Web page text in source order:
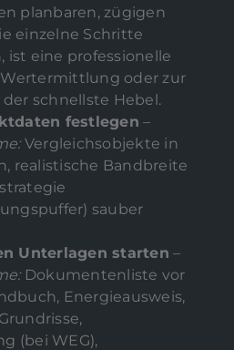
planbaren, zügigen
einzelne Schritte
ist eine professionelle
oder zur
schnellste Hebel.
festlegen –
Vergleichsobjekte in
realistische Bandbreite
sauber
Unterlagen starten –
Dokumentenliste vor
Energieausweis,
(bei WEG),